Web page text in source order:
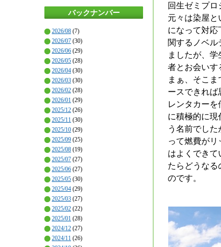
バックナンバー
2026/08 (7)
2026/07 (30)
2026/06 (29)
2026/05 (28)
2026/04 (30)
2026/03 (30)
2026/02 (28)
2026/01 (29)
2025/12 (26)
2025/11 (30)
2025/10 (29)
2025/09 (25)
2025/08 (19)
2025/07 (27)
2025/06 (27)
2025/05 (30)
2025/04 (29)
2025/03 (27)
2025/02 (22)
2025/01 (28)
2024/12 (27)
2024/11 (26)
回生ゼミプ
元々は染屋
になって対
関するノベ
ましたが、
者とお会いす
まぁ、そこ
ースできれ
レンタカー
に積極的に
う名前でし
って燃費が
はよくでき
たらどうな
のです。